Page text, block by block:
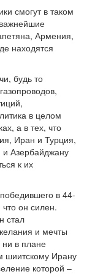
смогут в таком
Армения,
находятся
будь то
в целом
а в тех, что
Иран и Турция,
и Азербайджану
к их
в 44-
он силен.
стал
и мечты
ни в плане
шиитскому Ирану
которой –